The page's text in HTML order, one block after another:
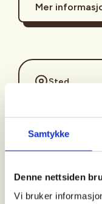
Samtykke
Denne nettsiden
Vi bruker
Mer
Sted
Tid
01. Nov 2026
Kl. 08.00 -